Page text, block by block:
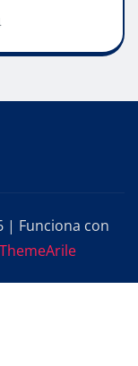
| Funciona con
ThemeArile